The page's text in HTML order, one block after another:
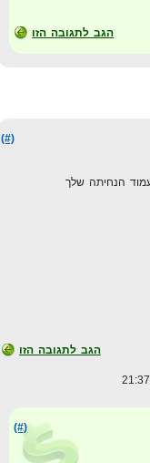
הגב לתגובה הזו
(#)
הנחיתה שלך
הגב לתגובה הזו
(#)